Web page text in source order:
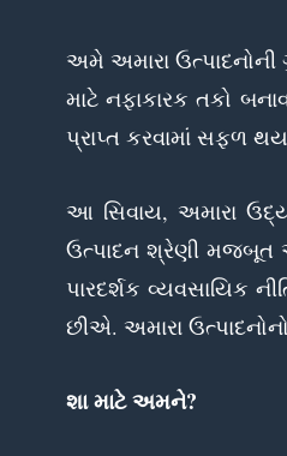
અમે અમારા
માટે નફાકારક તકો
પ્રાપ્ત કરવામાં સફળ
આ સિવાય, અમારા
ઉત્પાદન શ્રેણી મજબૂત
પારદર્શક વ્યવસાયિક
છીએ. અમારા
શા માટે અમને?